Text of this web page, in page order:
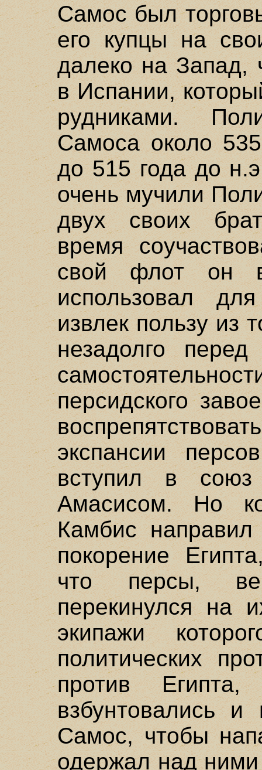
Самос был
его купцы на
далеко на Запад,
в Испании,
рудниками.
Самоса около
до 515 года до
очень мучили
двух своих
время
свой флот он в
использовал
извлек пользу из
незадолго
персидского
экспансии
вступил в
Амасисом. Но
Камбис
покорение
что персы,
перекинулся на
экипажи
политических
против
взбунтовались
Самос, чтобы
одержал над ними